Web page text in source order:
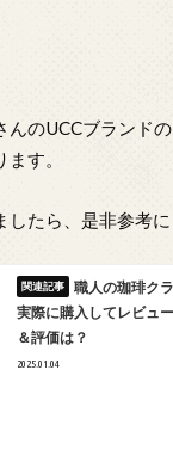
んのUCCブランド
す。
したら、是非参考に
職人の珈琲ク
実際に購入してレビュ
＆評価は？
2025.01.04